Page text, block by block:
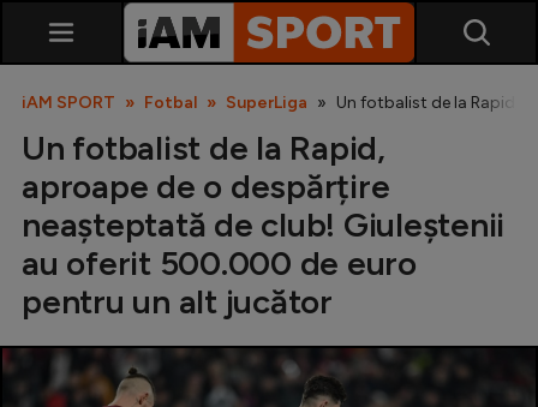
SuperLiga
Liga 2
iAM SPORT Fotbal SuperLiga Un fotbalist de la Rapid,
Un fotbalist de la Rapid,
aproape de o despărțire
neașteptată de club! Giuleștenii
au oferit 500.000 de euro
pentru un alt jucător